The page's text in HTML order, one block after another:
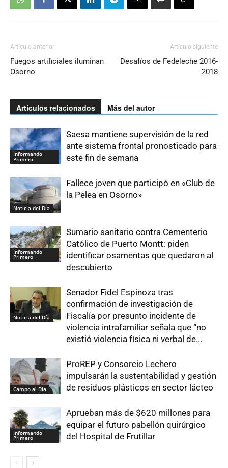
Artículo anterior
Fuegos artificiales iluminan
Osorno
Artículo siguiente
Desafíos de Fedeleche 2016-
2018
Artículos relacionados Más del autor
Informando
Primero
Saesa mantiene supervisión de la red
ante sistema frontal pronosticado para
este fin de semana
Noticia del Día
Fallece joven que participó en «Club de
la Pelea en Osorno»
Informando
Primero
Sumario sanitario contra Cementerio
Católico de Puerto Montt: piden
identificar osamentas que quedaron al
descubierto
Noticia del Día
Senador Fidel Espinoza tras
confirmación de investigación de
Fiscalía por presunto incidente de
violencia intrafamiliar señala que “no
existió violencia física ni verbal de...
Campo al Día
ProREP y Consorcio Lechero
impulsarán la sustentabilidad y gestión
de residuos plásticos en sector lácteo
Informando
Primero
Aprueban más de $620 millones para
equipar el futuro pabellón quirúrgico
del Hospital de Frutillar